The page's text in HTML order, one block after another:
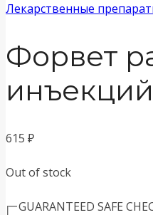
Лекарственные
Форвет
615 ₽
Out of stock
GUARANTEED SAFE